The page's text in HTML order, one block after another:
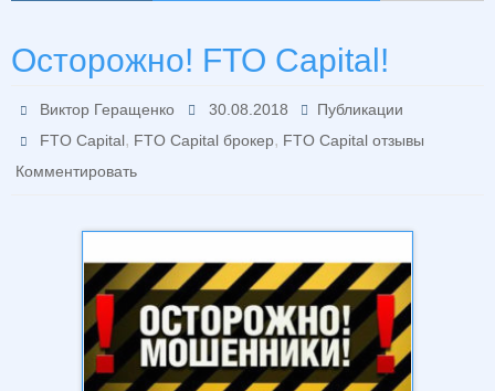
Осторожно! FTO Capital!
Виктор Геращенко 30.08.2018
Публикации
FTO Capital, FTO Capital брокер, FTO Capital отзывы
Комментировать